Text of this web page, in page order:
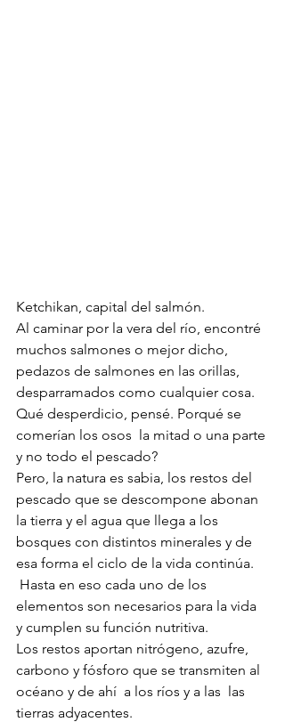
Ketchikan, capital del salmón.
Al caminar por la vera del río, encontré
muchos salmones o mejor dicho,
pedazos de salmones en las orillas,
desparramados como cualquier cosa.
Qué desperdicio, pensé. Porqué se
comerían los osos  la mitad o una parte
y no todo el pescado?
Pero, la natura es sabia, los restos del
pescado que se descompone abonan
la tierra y el agua que llega a los
bosques con distintos minerales y de
esa forma el ciclo de la vida continúa.
elementos son necesarios para la vida
y cumplen su función nutritiva.
Los restos aportan nitrógeno, azufre,
carbono y fósforo que se transmiten al
océano y de ahí  a los ríos y a las  las
tierras adyacentes.